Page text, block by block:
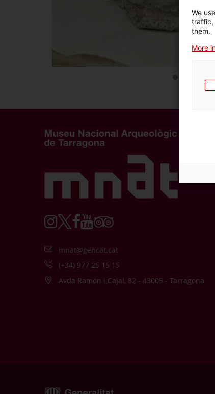
mnat@gencat.cat
(+34) 977 25 15 15
Avda Ramón i Cajal, 82 - 43005 - Tarragona
We
traffic,
them.
More